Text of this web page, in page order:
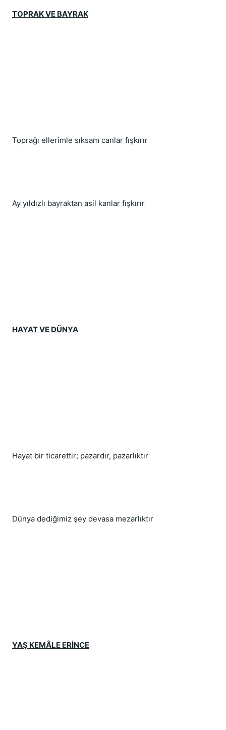
TOPRAK VE BAYRAK
Toprağı ellerimle sıksam canlar fışkırır
Ay yıldızlı bayraktan asil kanlar fışkırır
HAYAT VE DÜNYA
Hayat bir ticarettir; pazardır, pazarlıktır
Dünya dediğimiz şey devasa mezarlıktır
YAŞ KEMÂLE ERİNCE